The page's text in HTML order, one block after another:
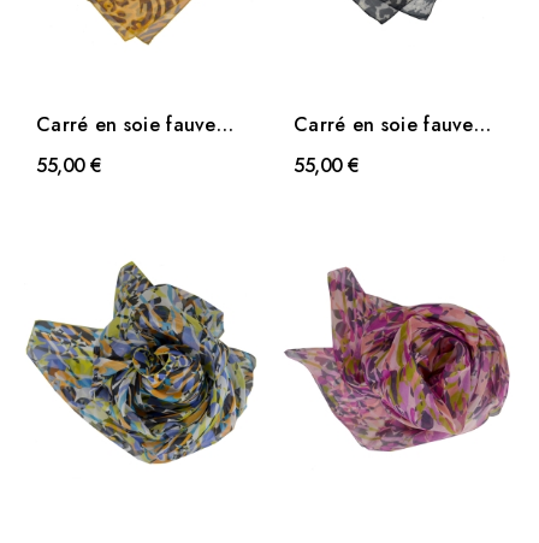
Carré en soie fauve
orange
55,00 €
Carré en soie fauve
noir
55,00 €